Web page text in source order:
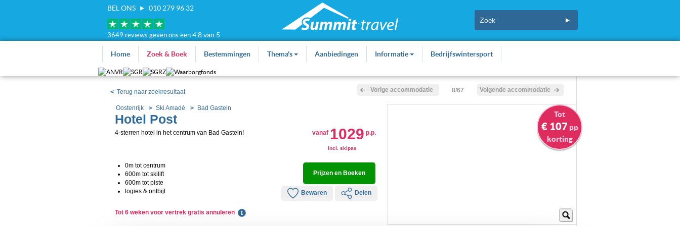
BEL ONS 010 279 96 32
3649 reviews geven ons een 4,8 van 5
Home Zoek & Boek Bestemmingen Thema's Aanbiedingen Informatie Bedrijfswintersport
<Terug naar zoekresultaat Volgende accommodatie
8/67
Vorige accommodatie
Oostenrijk Ski Amadé Bad Gastein
Hotel Post
4-sterren hotel in het centrum van Bad Gastein! vanaf 1029 p.p.
incl. skipas
0m tot centrum
600m tot skilift
600m tot piste
logies & ontbijt
Prijzen en Boeken
Bewaren Delen
Tot 6 weken voor vertrek gratis annuleren
Tot
€ 107 pp
korting